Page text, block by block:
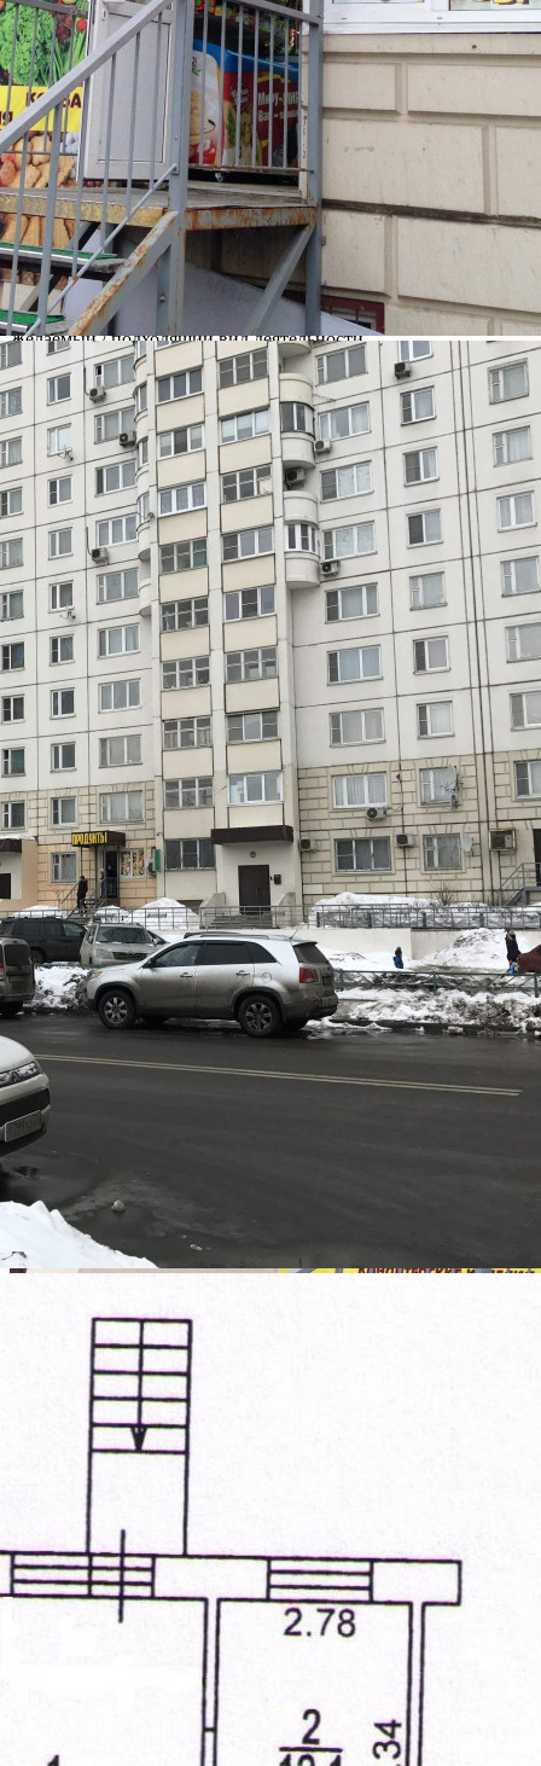
Характеристики помещения
№ объявления
115855
Дата размещения
18.05.2025
Город
Москва
Адрес
Псковская улица, д.7к1
Расположено
Жилой дом
Этаж
1
Предлагается
Аренда
Желаемый / подходящий вид деятельности
Не указано
Назначение
Не указано
Размер площади (м2)
81
Цена за помещение
180 000 руб.
Цена за 1 кв. м
2 223 руб.
О помещении